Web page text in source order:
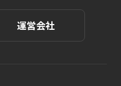
運営会社